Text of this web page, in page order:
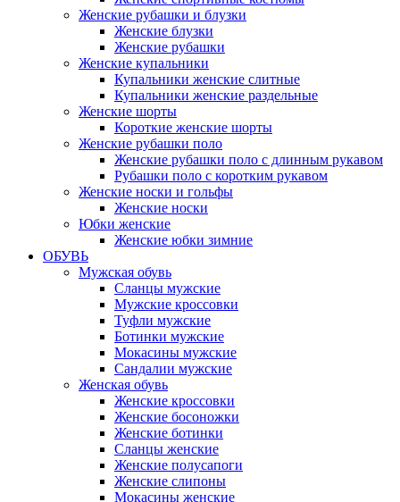
Женские рубашки и блузки
Женские блузки
Женские рубашки
Женские купальники
Купальники женские слитные
Купальники женские раздельные
Женские шорты
Короткие женские шорты
Женские рубашки поло
Женские рубашки поло с длинным рукавом
Рубашки поло с коротким рукавом
Женские носки и гольфы
Женские носки
Юбки женские
Женские юбки зимние
ОБУВЬ
Мужская обувь
Сланцы мужские
Мужские кроссовки
Туфли мужские
Ботинки мужские
Мокасины мужские
Сандалии мужские
Женская обувь
Женские кроссовки
Женские босоножки
Женские ботинки
Сланцы женские
Женские полусапоги
Женские слипоны
Мокасины женские